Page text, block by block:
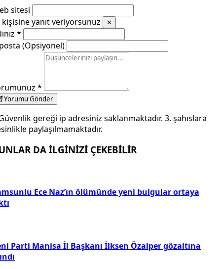
sitesi
kişisine yanıt veriyorsunuz
✕
*
(Opsiyonel)
*
Yorumu Gönder
gereği ip adresiniz saklanmaktadır. 3. şahıslara
paylaşılmamaktadır.
DA İLGİNİZİ ÇEKEBİLİR
Ece Naz’ın ölümünde yeni bulgular ortaya
Parti Manisa İl Başkanı İlksen Özalper gözaltına